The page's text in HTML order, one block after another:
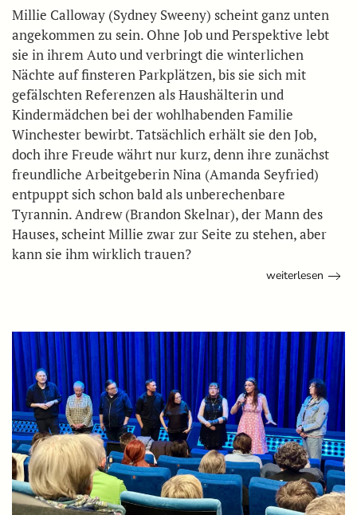
Millie Calloway (Sydney Sweeny) scheint ganz unten
angekommen zu sein. Ohne Job und Perspektive lebt
sie in ihrem Auto und verbringt die winterlichen
Nächte auf finsteren Parkplätzen, bis sie sich mit
gefälschten Referenzen als Haushälterin und
Kindermädchen bei der wohlhabenden Familie
Winchester bewirbt. Tatsächlich erhält sie den Job,
doch ihre Freude währt nur kurz, denn ihre zunächst
freundliche Arbeitgeberin Nina (Amanda Seyfried)
entpuppt sich schon bald als unberechenbare
Tyrannin. Andrew (Brandon Skelnar), der Mann des
Hauses, scheint Millie zwar zur Seite zu stehen, aber
kann sie ihm wirklich trauen?
weiterlesen